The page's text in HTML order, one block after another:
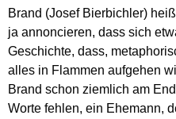
Brand (Josef Bierbichler)
ja annoncieren, dass sich
Geschichte, dass,
alles in Flammen aufgehen
Brand schon ziemlich am
Worte fehlen, ein Ehemann,